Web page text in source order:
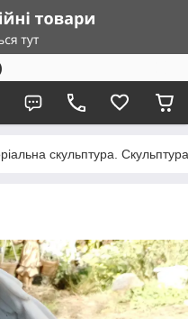
скульптура.